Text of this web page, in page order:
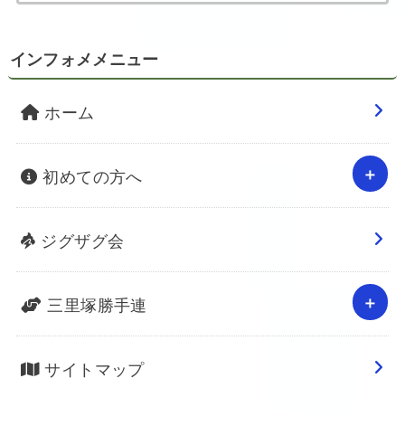
インフォメメニュー
ホーム
初めての方へ
ジグザグ会
三里塚勝手連
サイトマップ